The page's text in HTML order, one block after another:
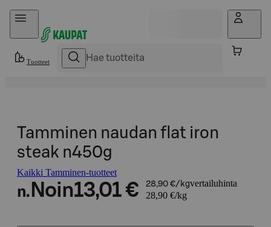
Hyppää sisältöön
Tuotteet
Tamminen naudan flat iron
steak n450g
Kaikki Tamminen-tuotteet
n. Noin13,01 € 28,90 €/kgvertailuhinta
28,90 €/kg